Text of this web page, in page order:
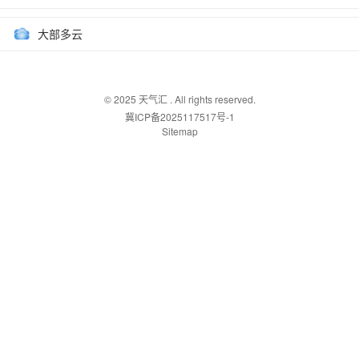
大部多云
© 2025 天气汇. All rights reserved.
冀ICP备2025117517号-1
Sitemap